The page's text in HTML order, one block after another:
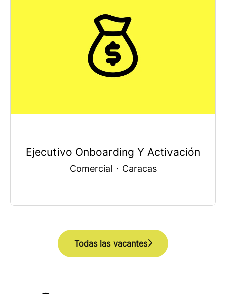
Ejecutivo Onboarding Y Activación
Comercial · Caracas
Todas las vacantes